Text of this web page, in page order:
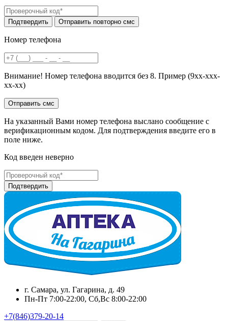
Номер телефона
Внимание! Номер телефона вводится без 8. Пример (9хх-ххх-
хх-хх)
На указанный Вами номер телефона выслано сообщение с
верификационным кодом. Для подтверждения введите его в
поле ниже.
Код введен неверно
г. Самара, ул. Гагарина, д. 49
Пн-Пт 7:00-22:00, Сб,Вс 8:00-22:00
+7(846)379-20-14